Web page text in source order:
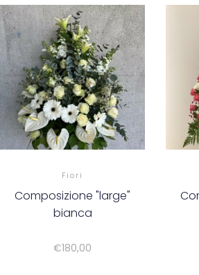
Fiori
Composizione "large"
bianca
€180,00